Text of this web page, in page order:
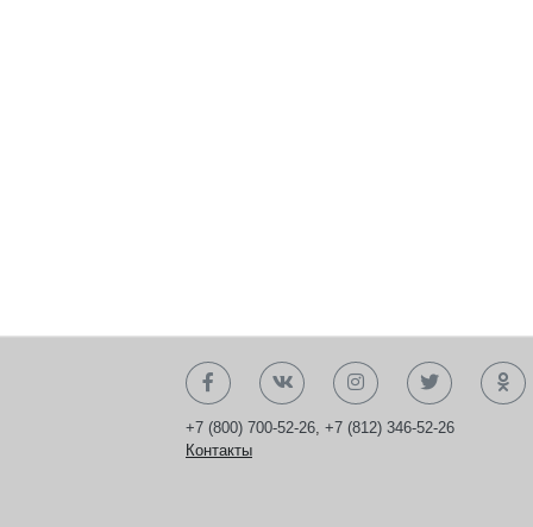
+7 (800) 700-52-26, +7 (812) 346-52-26
Контакты